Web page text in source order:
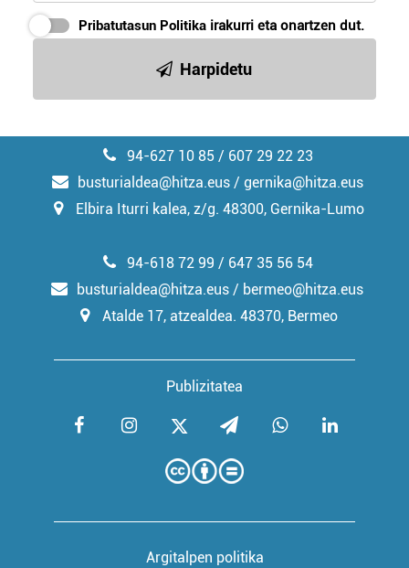
erabiltzeko baimen esplizitua ematen diguzu.Gehiago
irakurri
Pribatutasun Politika irakurri eta onartzen dut.
Harpidetu
94-627 10 85 / 607 29 22 23
busturialdea@hitza.eus / gernika@hitza.eus
Elbira Iturri kalea, z/g. 48300, Gernika-Lumo
Publizitatea
94-618 72 99 / 647 35 56 54
busturialdea@hitza.eus / bermeo@hitza.eus
Atalde 17, atzealdea. 48370, Bermeo
Argitalpen politika